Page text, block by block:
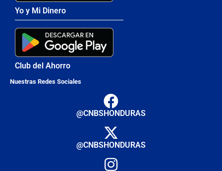
Yo y Mi Dinero
Club del Ahorro
Nuestras Redes Sociales
@CNBSHONDURAS
@CNBSHONDURAS